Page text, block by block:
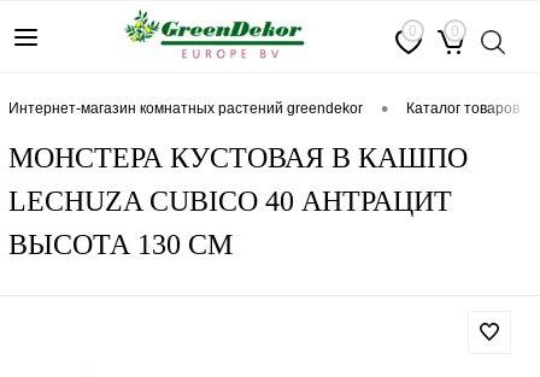
0 0
интернет-магазин комнатных растений greendekor • каталог товаров
МОНСТЕРА КУСТОВАЯ В КАШПО
LECHUZA CUBICO 40 АНТРАЦИТ
ВЫСОТА 130 СМ